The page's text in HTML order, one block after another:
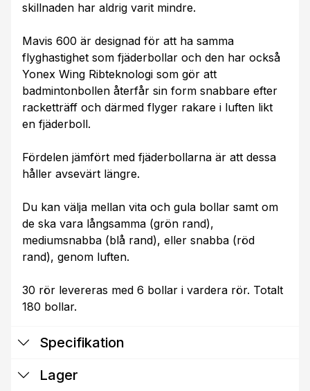
skillnaden har aldrig varit mindre.
Mavis 600 är designad för att ha samma
flyghastighet som fjäderbollar och den har också
Yonex Wing Ribteknologi som gör att
badmintonbollen återfår sin form snabbare efter
racketträff och därmed flyger rakare i luften likt
en fjäderboll.
Fördelen jämfört med fjäderbollarna är att dessa
håller avsevärt längre.
Du kan välja mellan vita och gula bollar samt om
de ska vara långsamma (grön rand),
mediumsnabba (blå rand), eller snabba (röd
rand), genom luften.
30 rör levereras med 6 bollar i vardera rör. Totalt
180 bollar.
Specifikation
Lager